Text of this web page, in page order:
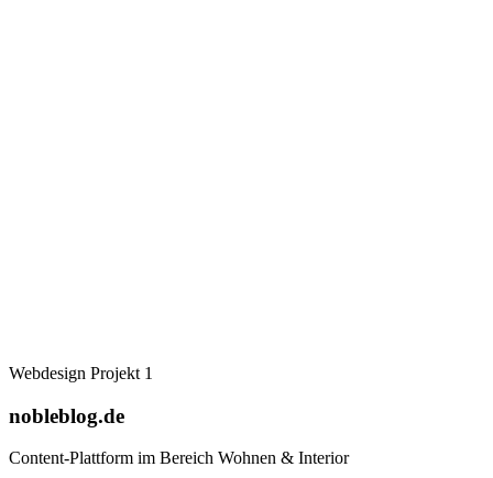
Webdesign Projekt 1
nobleblog.de
Content-Plattform im Bereich Wohnen & Interior